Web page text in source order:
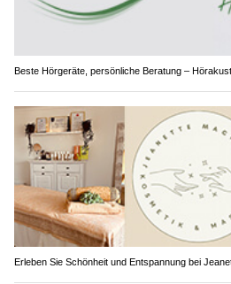
Beste Hörgeräte, persönliche Beratung –
Erleben Sie Schönheit und Entspannung bei